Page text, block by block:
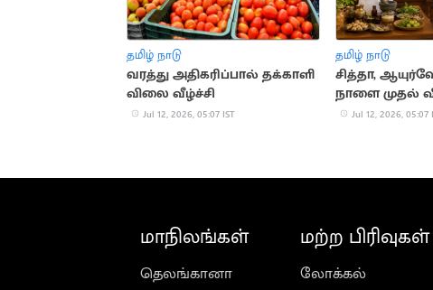
தமிழ் நாடு
வரத்து அதிகரிப்பால் தக்காளி
விலை வீழ்ச்சி
Jul 12, 2026, 05:07 IST
தமிழ் நாடு
சித்தா,
நாளை முதல்
Jul 12, 2026, 05:07
மாநிலங்கள்
தெலங்கானா
மற்ற பிரிவுகள்
லோக்கல்